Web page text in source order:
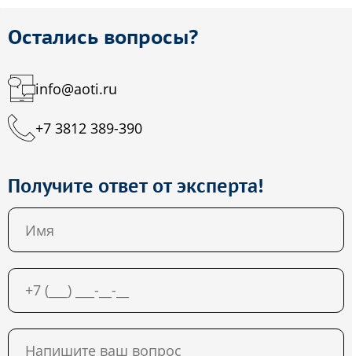
Остались вопросы?
info@aoti.ru
+7 3812 389-390
Получите ответ от эксперта!